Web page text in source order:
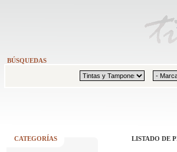
BÚSQUEDAS
CATEGORÍAS LISTADO DE